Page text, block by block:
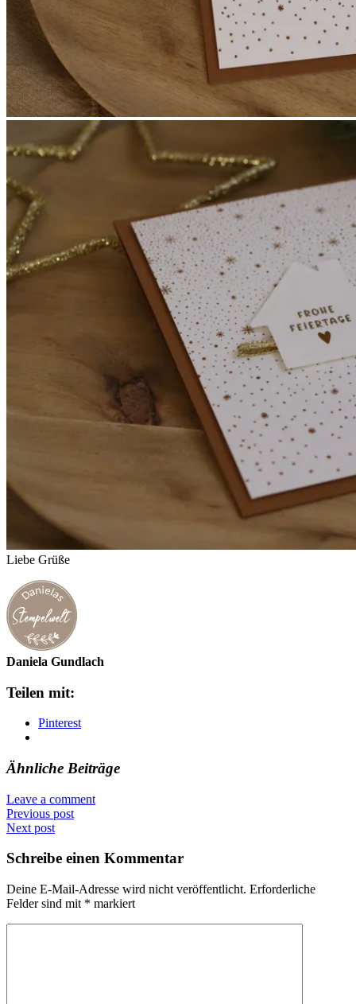
Liebe Grüße
Daniela Gundlach
Teilen mit:
Pinterest
Ähnliche Beiträge
Leave a comment
Previous post
Next post
Schreibe einen Kommentar
Deine E-Mail-Adresse wird nicht veröffentlicht. Erforderliche
Felder sind mit * markiert